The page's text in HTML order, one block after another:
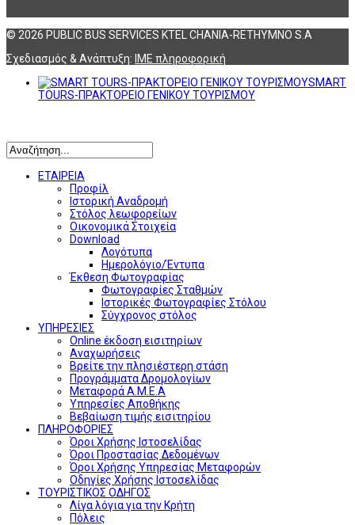
© 2026 PUBLIC BUS SERVICES KTEL CHANIA-RETHYMNO S.A
Σχεδιασμός & Ανάπτυξη: ΙΜΕ πληροφορική
SMART
TOURS-ΠΡΑΚΤΟΡΕΙΟ ΓΕΝΙΚΟΥ ΤΟΥΡΙΣΜΟΥ
ΕΤΑΙΡΕΙΑ
Προφίλ
Ιστορική Αναδρομή
Στόλος λεωφορείων
Οικονομικά Στοιχεία
Download
Λογότυπα
Ημερολόγιο/Έντυπα
Έκθεση Φωτογραφίας
Φωτογραφίες Σταθμών
Ιστορικές Φωτογραφίες Στόλου
Σύγχρονος στόλος
ΥΠΗΡΕΣΙΕΣ
Online έκδοση εισιτηρίων
Αναχωρήσεις
Βρείτε την πλησιέστερη στάση
Προγράμματα Δρομολογίων
Μεταφορά Α.Μ.Ε.Α
Υπηρεσίες Αποθήκης
Βεβαίωση τιμής εισιτηρίου
ΠΛΗΡΟΦΟΡΙΕΣ
Όροι Χρήσης Ιστοσελίδας
Όροι Προστασίας Δεδομένων
Όροι Χρήσης Υπηρεσίας Μεταφορών
Οδηγίες Χρήσης Ιστοσελίδας
ΤΟΥΡΙΣΤΙΚΟΣ ΟΔΗΓΟΣ
Λίγα λόγια για την Κρήτη
Πόλεις